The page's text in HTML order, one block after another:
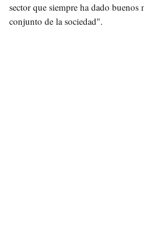
sector que siempre ha dado buenos
conjunto de la sociedad".